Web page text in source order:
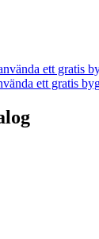
ett gratis
ett gratis